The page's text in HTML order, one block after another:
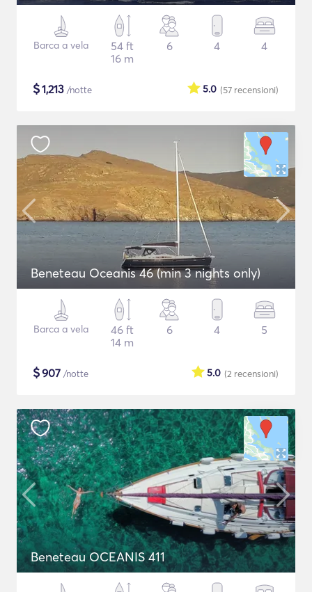
Barca a vela
54 ft
16 m
6 4 4
$1,213 /notte (57 recensioni)
5.0
Beneteau Oceanis 46 (min 3 nights only)
Barca a vela
46 ft
14 m
6 4 5
$907 /notte (2 recensioni)
5.0
Beneteau OCEANIS 411